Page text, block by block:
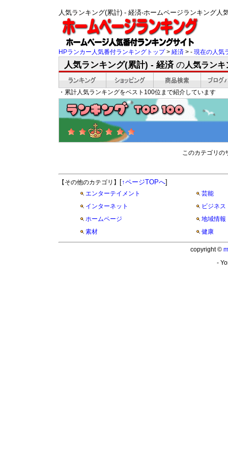
人気ランキング(累計) - 経済-ホームページランキング人
HPランカー人気番付ランキングトップ> 経済 > - 現在の人気
人気ランキング(累計) - 経済の人気ランキ
・累計人気ランキングをベスト100位まで紹介しています
このカテゴリの
【その他のカテゴリ】 [↑ページTOPへ]
エンターテイメント
芸能
インターネット
ビジネス
ホームページ
地域情報
素材
健康
copyright ©
-